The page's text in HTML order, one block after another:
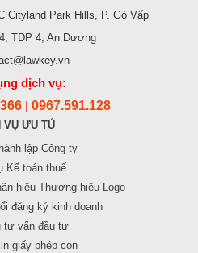
Cityland Park Hills, P. Gò Vấp
TDP 4, An Dương
dịch vụ:
0967.591.128
VỤ ƯU TÚ
lập Công ty
Kế toán thuế
hiệu Thương hiệu Logo
đăng ký kinh doanh
tư vấn đầu tư
giấy phép con